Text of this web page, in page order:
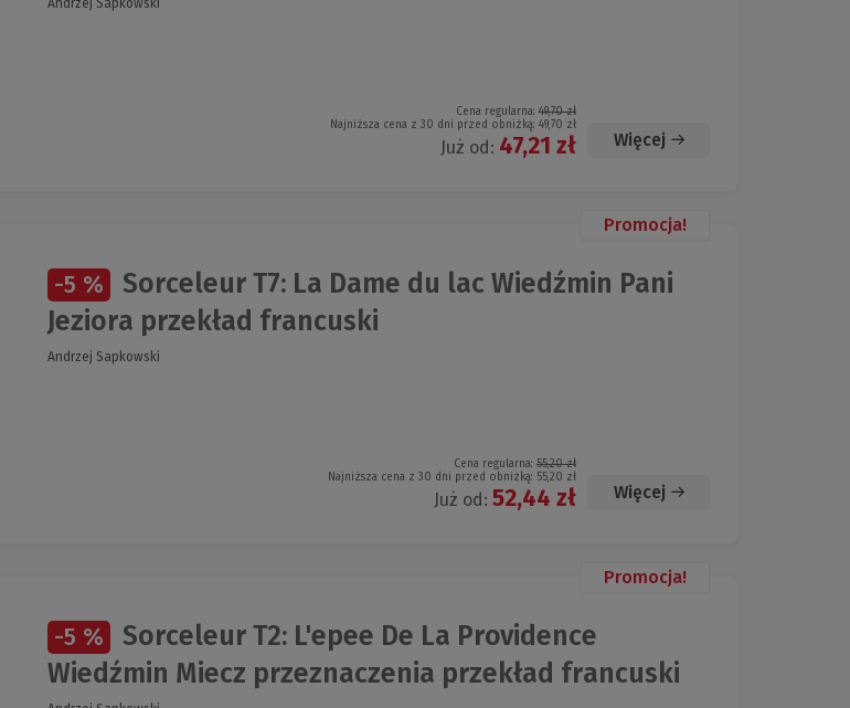
Andrzej Sapkowski
Cena regularna: 49,70 zł
Najniższa cena z 30 dni przed obniżką: 49,70 zł
Już od: 47,21 zł Więcej
Promocja!
-5 %
Sorceleur T7: La Dame du lac Wiedźmin Pani
Jeziora przekład francuski
Andrzej Sapkowski
Cena regularna: 55,20 zł
Najniższa cena z 30 dni przed obniżką: 55,20 zł
Już od: 52,44 zł Więcej
Promocja!
-5 %
Sorceleur T2: L'epee De La Providence
Wiedźmin Miecz przeznaczenia przekład francuski